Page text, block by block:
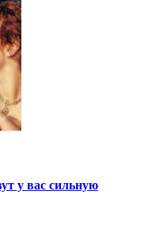
у вас сильную